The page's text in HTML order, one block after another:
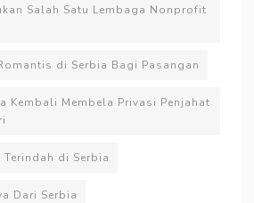
Salah Satu Lembaga Nonprofit
di Serbia Bagi Pasangan
Kembali Membela Privasi Penjahat
Terindah di Serbia
Dari Serbia